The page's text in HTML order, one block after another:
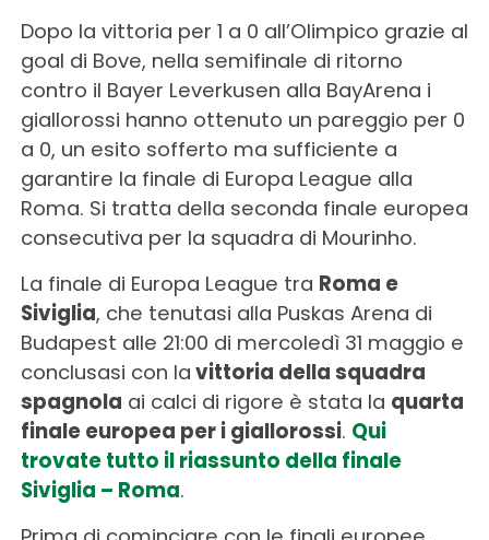
Dopo la vittoria per 1 a 0 all’Olimpico grazie al
goal di Bove, nella semifinale di ritorno
contro il Bayer Leverkusen alla BayArena i
giallorossi hanno ottenuto un pareggio per 0
a 0, un esito sofferto ma sufficiente a
garantire la finale di Europa League alla
Roma. Si tratta della seconda finale europea
consecutiva per la squadra di Mourinho.
La finale di Europa League tra Roma e
Siviglia, che tenutasi alla Puskas Arena di
Budapest alle 21:00 di mercoledì 31 maggio e
conclusasi con la vittoria della squadra
spagnola ai calci di rigore è stata la quarta
finale europea per i giallorossi. Qui
trovate tutto il riassunto della finale
Siviglia – Roma.